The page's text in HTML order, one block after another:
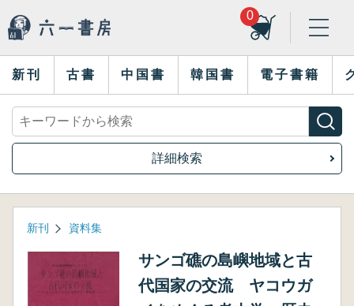
0
新刊 古書 中国書 韓国書 電子書籍
詳細検索
新刊 資料集
サンゴ礁の島嶼地域と古
代国家の交流 ヤコウガ